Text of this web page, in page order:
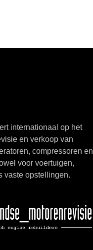
internationaal op het
en verkoop van
compressoren en
voor voertuigen,
vaste opstellingen.